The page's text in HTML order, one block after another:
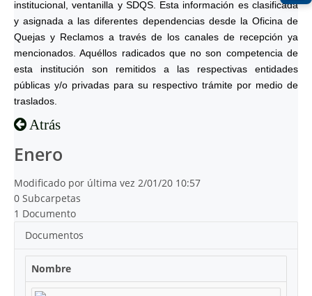
institucional, ventanilla y SDQS. Esta información es clasificada
y asignada a las diferentes dependencias desde la Oficina de
Quejas y Reclamos a través de los canales de recepción ya
mencionados. Aquéllos radicados que no son competencia de
esta institución son remitidos a las respectivas entidades
públicas y/o privadas para su respectivo trámite por medio de
traslados.
Atrás
Enero
Modificado por última vez 2/01/20 10:57
0 Subcarpetas
1 Documento
Documentos
Nombre